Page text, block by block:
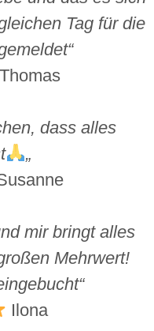
Tag für die
Thomas
dass alles
„
mir bringt alles
Mehrwert!
Ilona